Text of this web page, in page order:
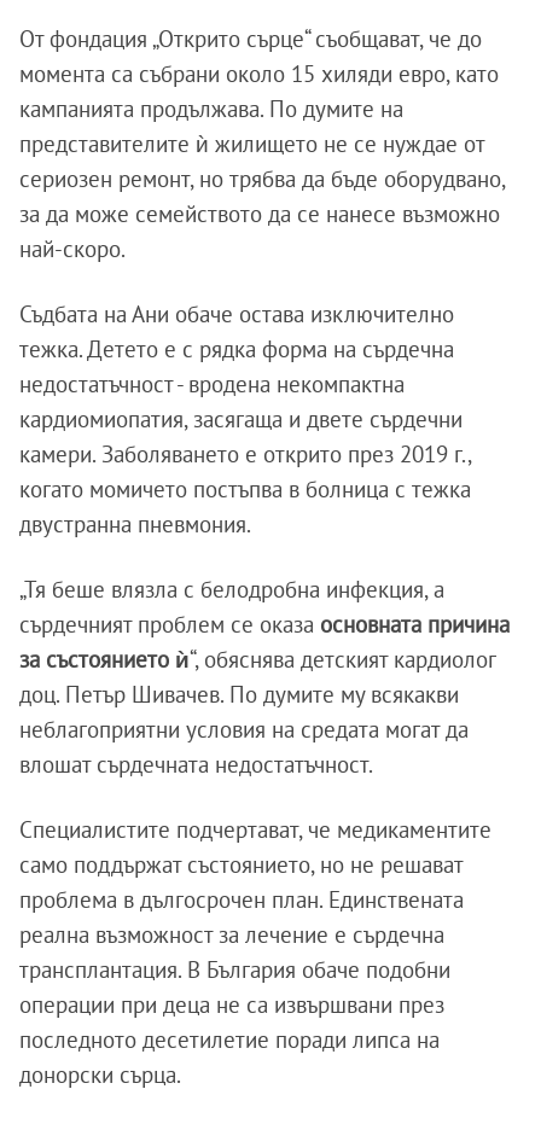
От фондация „Открито сърце“ съобщават, че до
момента са събрани около 15 хиляди евро, като
кампанията продължава. По думите на
представителите ѝ жилището не се нуждае от
сериозен ремонт, но трябва да бъде оборудвано,
за да може семейството да се нанесе възможно
най-скоро.
Съдбата на Ани обаче остава изключително
тежка. Детето е с рядка форма на сърдечна
недостатъчност - вродена некомпактна
кардиомиопатия, засягаща и двете сърдечни
камери. Заболяването е открито през 2019 г.,
когато момичето постъпва в болница с тежка
двустранна пневмония.
„Тя беше влязла с белодробна инфекция, а
сърдечният проблем се оказа основната причина
за състоянието ѝ“, обяснява детският кардиолог
доц. Петър Шивачев. По думите му всякакви
неблагоприятни условия на средата могат да
влошат сърдечната недостатъчност.
Специалистите подчертават, че медикаментите
само поддържат състоянието, но не решават
проблема в дългосрочен план. Единствената
реална възможност за лечение е сърдечна
трансплантация. В България обаче подобни
операции при деца не са извършвани през
последното десетилетие поради липса на
донорски сърца.